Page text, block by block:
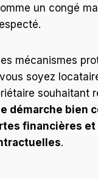
un congé
mécanismes
soyez
souhaitant
démarche bien
financières
.